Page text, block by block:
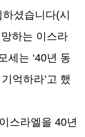
셨습니다(시
하는 이스라
세는 ‘40년 동
억하라’고 했
스라엘을 40년